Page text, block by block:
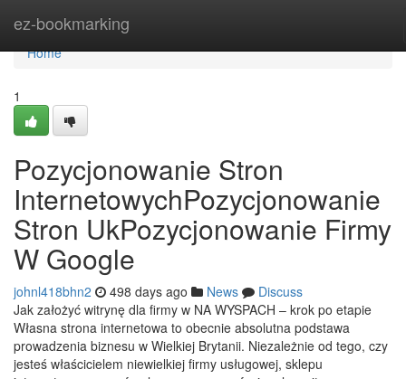
ez-bookmarking
Home
Home
1
Pozycjonowanie Stron
InternetowychPozycjonowanie
Stron UkPozycjonowanie Firmy
W Google
johnl418bhn2 498 days ago News
Discuss
Jak założyć witrynę dla firmy w NA WYSPACH – krok po etapie
Własna strona internetowa to obecnie absolutna podstawa
prowadzenia biznesu w Wielkiej Brytanii. Niezależnie od tego, czy
jesteś właścicielem niewielkiej firmy usługowej, sklepu